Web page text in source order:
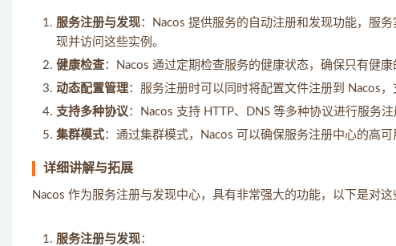
服务注册与发现：Nacos 提供服务的自动注册和发现功能，服
现并访问这些实例。
健康检查：Nacos 通过定期检查服务的健康状态，确保只有健康
动态配置管理：服务注册时可以同时将配置文件注册到 Nacos
支持多种协议 ：Nacos 支持 HTTP、DNS 等多种协议进行服务
集群模式：通过集群模式，Nacos 可以确保服务注册中心的高
详细讲解与拓展
Nacos 作为服务注册与发现中心，具有非常强大的功能，以下是对这
服务注册与发现：